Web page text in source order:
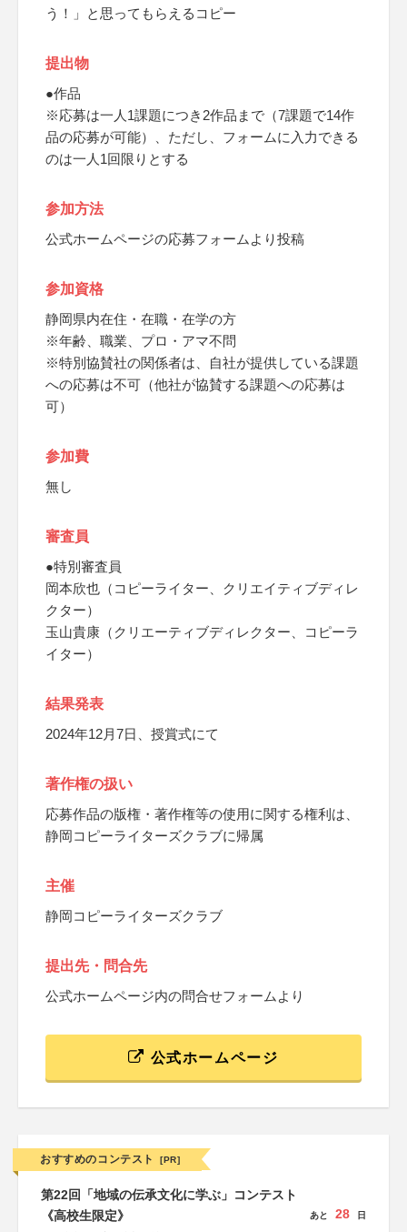
う！」と思ってもらえるコピー
提出物
●作品
※応募は一人1課題につき2作品まで（7課題で14作
品の応募が可能）、ただし、フォームに入力できる
のは一人1回限りとする
参加方法
公式ホームページの応募フォームより投稿
参加資格
静岡県内在住・在職・在学の方
※年齢、職業、プロ・アマ不問
※特別協賛社の関係者は、自社が提供している課題
への応募は不可（他社が協賛する課題への応募は
可）
参加費
無し
審査員
●特別審査員
岡本欣也（コピーライター、クリエイティブディレ
クター）
玉山貴康（クリエーティブディレクター、コピーラ
イター）
結果発表
2024年12月7日、授賞式にて
著作権の扱い
応募作品の版権・著作権等の使用に関する権利は、
静岡コピーライターズクラブに帰属
主催
静岡コピーライターズクラブ
提出先・問合先
公式ホームページ内の問合せフォームより
公式ホームページ
おすすめのコンテスト [PR]
第22回「地域の伝承文化に学ぶ」コンテスト
《高校生限定》
あと 28 日